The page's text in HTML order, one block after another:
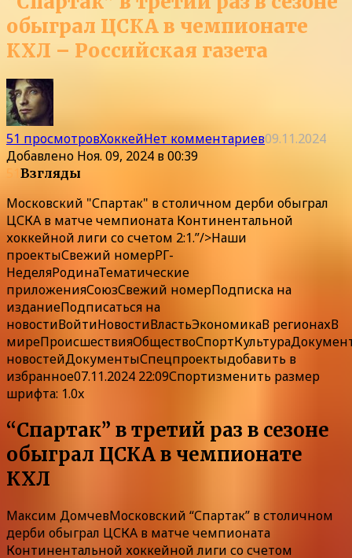
обыграл ЦСКА в чемпионате
КХЛ – Российская газета
51 просмотровХоккейНет комментариев09.11.2024
Добавлено Ноя. 09, 2024 в 00:39
51 Взгляды
Московский "Спартак" в столичном дерби обыграл
ЦСКА в матче чемпионата Континентальной
хоккейной лиги со счетом 2:1.”/>Наши
проектыСвежий номерРГ-
НеделяРодинаТематические
приложенияСоюзСвежий номерПодписка на
изданиеПодписаться на
новостиВойтиНовостиВластьЭкономикаВ регионахВ
миреПроисшествияОбществоСпортКультура
новостейДокументыСпецпроектыдобавить в
избранное07.11.2024 22:09Спортизменить размер
шрифта: 1.0x
“Спартак” в третий раз в сезоне
обыграл ЦСКА в чемпионате
КХЛ
Максим ДомчевМосковский “Спартак” в столичном
дерби обыграл ЦСКА в матче чемпионата
Континентальной хоккейной лиги со счетом